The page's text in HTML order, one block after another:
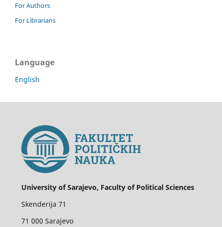
For Authors
For Librarians
Language
English
University of Sarajevo, Faculty of Political Sciences
Skenderija 71
71 000 Sarajevo